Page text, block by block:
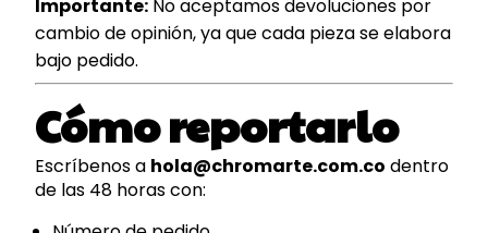
Importante: No aceptamos devoluciones por
cambio de opinión, ya que cada pieza se elabora
bajo pedido.
Cómo reportarlo
Escríbenos a hola@chromarte.com.co dentro
de las 48 horas con: